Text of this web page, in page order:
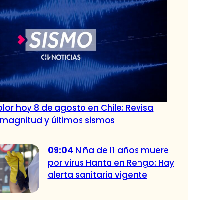
hoy 8 de agosto en Chile: Revisa
y últimos sismos
09:04 Niña de 11 años muere
por virus Hanta en Rengo: Hay
alerta sanitaria vigente